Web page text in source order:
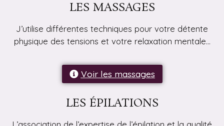
LES MASSAGES
J’utilise différentes techniques pour votre détente
physique des tensions et votre relaxation mentale…
Voir les massages
LES ÉPILATIONS